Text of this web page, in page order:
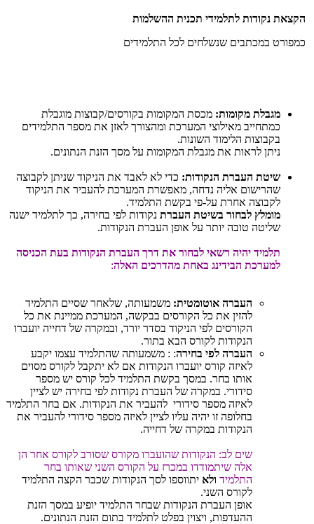
הקצאת נקודות לתלמידי תכנית ההשלמות
כמפורט במכתבים שנשלחים לכל התלמידים
מגבלת מקומות: מכסת המקומות בקורסים/קבוצות מוגבלת
כמתחייב מאילוצי המערכת ומהצורך לאזן את מספר התלמידים
בקבוצות הלימוד השונות.
ניתן לראות את מגבלת המקומות על מסך הזנת הנתונים.
שיטת העברת הנקודות: כדי לא לאבד את הניקוד שניתן לקבוצה
שהרישום אליה נדחה, מאפשרת המערכת להעביר את הניקוד
לקבוצה אחרת על-פי בקשת התלמיד.
מומלץ לבחור בשיטת העברת נקודות לפי בחירה, כך לתלמיד ישנה
שליטה טובה יותר על אופן העברת הנקודות.
תלמיד יהיה רשאי לבחור את דרך העברת הנקודות בעת הכניסה
למערכת הבידינג באחת מהדרכים האלה:
העברה אוטומטית: משמעותה, שלאחר שסיים התלמיד
להזין את כל הקורסים בבקשה, המערכת ממיינת את כל
הקורסים לפי הניקוד בסדר יורד, ובמקרה של דחייה יועברו
הנקודות לקורס הבא בתור.
העברה לפי בחירה: : משמעותה שהתלמיד עצמו יקבע
לאיזה קורס יועברו הנקודות אם לא יתקבל לקורס מסוים
אותו בחר. במסך בקשת התלמיד לכל קורס יש מספר
סידורי. במקרה של העברת נקודות לפי בחירה יש לציין
לאיזה מספר סידורי ​ להעביר את הנקודות. אם בחר התלמיד
בחלופה זו יהיה עליו לציין לאיזה מספר סידורי להעביר את
הנקודות במקרה של דחייה.
שים לב: הנקודות שהועברו מקורס שסורב לקורס אחר הן
אלה שיתמודדו במכרז על הקורס השני שאותו בחר
התלמיד ולא יתווספו לסך הנקודות שכבר הקצה התלמיד
לקורס השני.
אופן העברת הנקודות שבחר התלמיד יופיע במסך הזנת
ההעדפות, ויצוין בפלט לתלמיד בתום הזנת הנתונים.